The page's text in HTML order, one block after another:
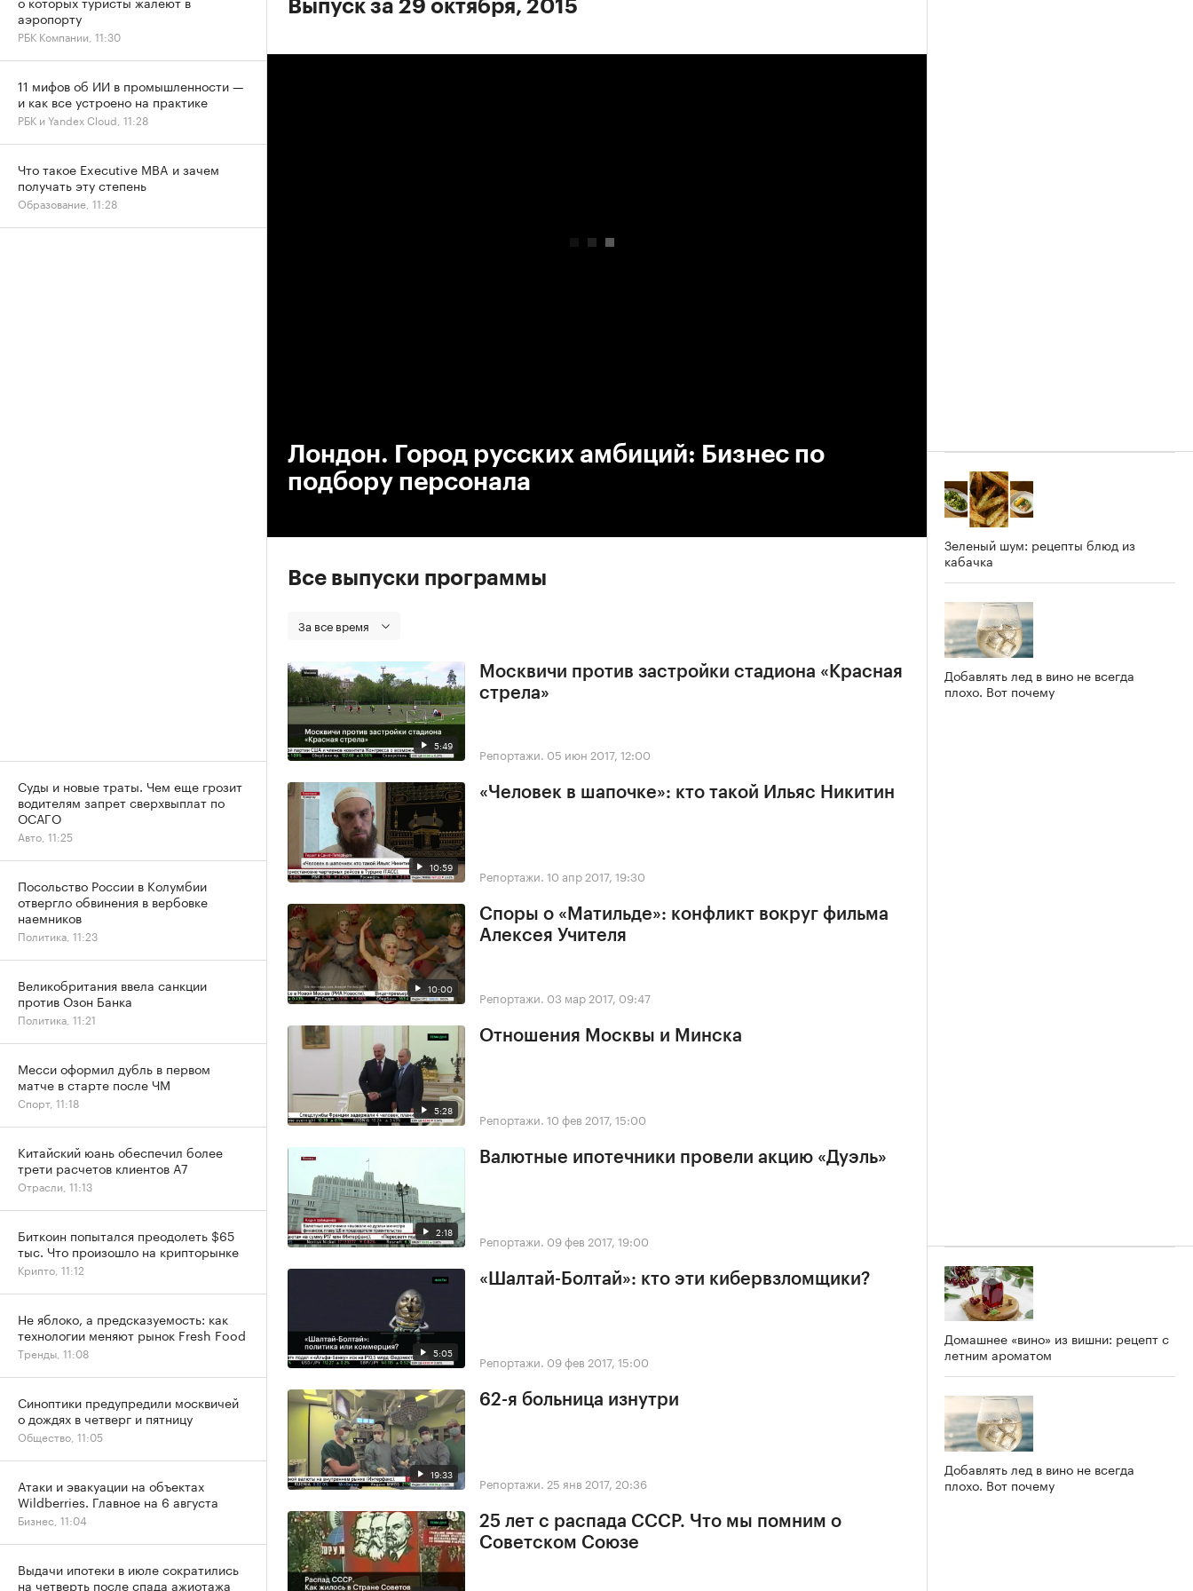
Выпуск за 29 октября, 2015
Лондон. Город русских амбиций: Бизнес по
подбору персонала
Все выпуски программы
За все время
5:49
Москвичи против застройки стадиона «Красная
стрела»
Репортажи. 05 июн 2017, 12:00
10:59
«Человек в шапочке»: кто такой Ильяс Никитин
Репортажи. 10 апр 2017, 19:30
10:00
Споры о «Матильде»: конфликт вокруг фильма
Алексея Учителя
Репортажи. 03 мар 2017, 09:47
5:28
Отношения Москвы и Минска
Репортажи. 10 фев 2017, 15:00
2:18
Валютные ипотечники провели акцию «Дуэль»
Репортажи. 09 фев 2017, 19:00
5:05
«Шалтай-Болтай»: кто эти кибервзломщики?
Репортажи. 09 фев 2017, 15:00
19:33
62-я больница изнутри
Репортажи. 25 янв 2017, 20:36
25 лет с распада СССР. Что мы помним о
Советском Союзе
Зеленый шум: рецепты блюд из
кабачка
Добавлять лед в вино не всегда
плохо. Вот почему
Домашнее «вино» из вишни: рецепт с
летним ароматом
Добавлять лед в вино не всегда
плохо. Вот почему
аэропорту
РБК Компании, 11:30
11 мифов об ИИ в промышленности —
и как все устроено на практике
РБК и Yandex Cloud, 11:28
Что такое Executive MBA и зачем
получать эту степень
Образование, 11:28
Суды и новые траты. Чем еще грозит
водителям запрет сверхвыплат по
ОСАГО
Авто, 11:25
Посольство России в Колумбии
отвергло обвинения в вербовке
наемников
Политика, 11:23
Великобритания ввела санкции
против Озон Банка
Политика, 11:21
Месси оформил дубль в первом
матче в старте после ЧМ
Спорт, 11:18
Китайский юань обеспечил более
трети расчетов клиентов А7
Отрасли, 11:13
Биткоин попытался преодолеть $65
тыс. Что произошло на крипторынке
Крипто, 11:12
Не яблоко, а предсказуемость: как
технологии меняют рынок Fresh Food
Тренды, 11:08
Синоптики предупредили москвичей
о дождях в четверг и пятницу
Общество, 11:05
Атаки и эвакуации на объектах
Wildberries. Главное на 6 августа
Бизнес, 11:04
Выдачи ипотеки в июле сократились
на четверть после спада ажиотажа